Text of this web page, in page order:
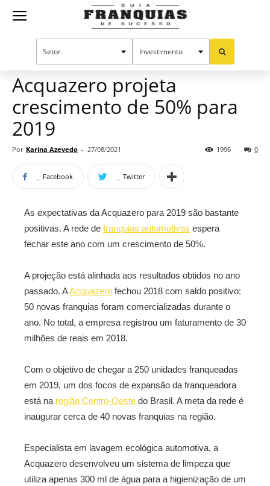
Guia
Mercado de franquias
Acquazero projeta
crescimento de 50% para
2019
Por Karina Azevedo - 27/08/2021 0
1996
Facebook Twitter
As expectativas da Acquazero para 2019 são bastante
positivas. A rede de franquias automotivas espera
fechar este ano com um crescimento de 50%.
A projeção está alinhada aos resultados obtidos no ano
passado. AAcquazero fechou 2018 com saldo positivo:
50 novas franquias foram comercializadas durante o
ano. No total, a empresa registrou um faturamento de 30
milhões de reais em 2018.
Com o objetivo de chegar a 250 unidades franqueadas
em 2019, um dos focos de expansão da franqueadora
está na região Centro-Oeste do Brasil. A meta da rede é
inaugurar cerca de 40 novas franquias na região.
Especialista em lavagem ecológica automotiva, a
Acquazero desenvolveu um sistema de limpeza que
utiliza apenas 300 ml de água para a higienização de um